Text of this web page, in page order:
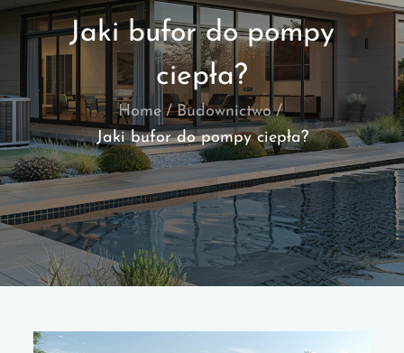
Jaki bufor do pompy
ciepła?
Home
Budownictwo
Jaki bufor do pompy ciepła?